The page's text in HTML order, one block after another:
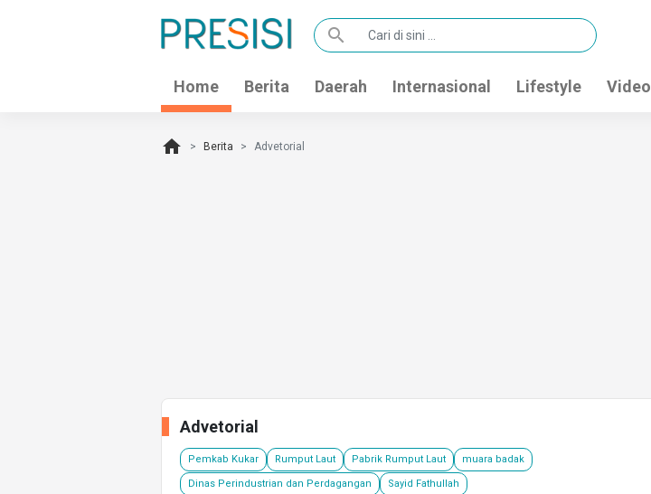
search
Home Berita Daerah Internasional Lifestyle Video
home Berita Advetorial
Advetorial
Pemkab Kukar Rumput Laut Pabrik Rumput Laut muara badak
Dinas Perindustrian dan Perdagangan Sayid Fathullah